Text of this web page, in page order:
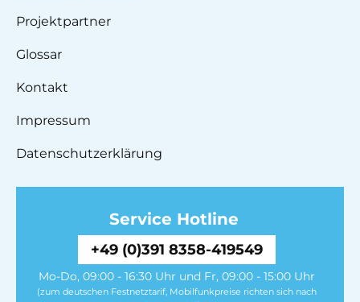
Projektpartner
Glossar
Kontakt
Impressum
Datenschutzerklärung
Service Hotline
+49 (0)391 8358-419549
Mo-Do, 09:00 - 16:30 Uhr und Fr, 09:00 - 15:00 Uhr
(zum deutschen Festnetztarif, Mobilfunkpreise richten sich nach